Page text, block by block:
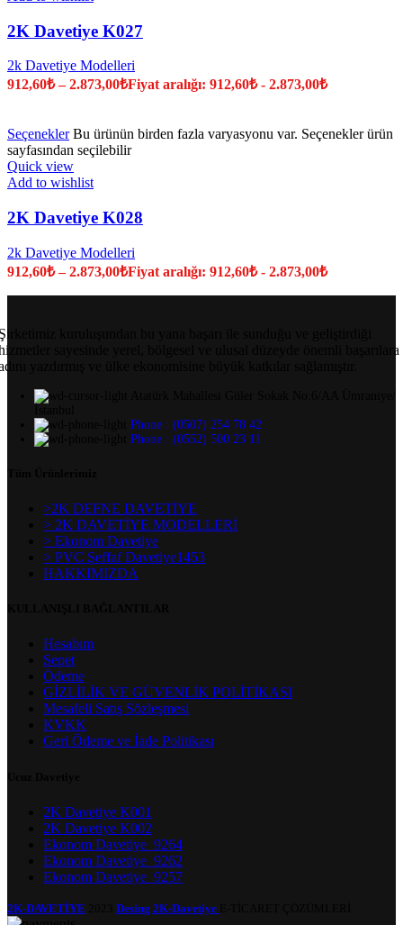
2K Davetiye K027
2k Davetiye Modelleri
912,60₺ –2.873,00₺Fiyat aralığı: 912,60₺ - 2.873,00₺
Seçenekler Bu ürünün birden fazla varyasyonu var. Seçenekler ürün
sayfasından seçilebilir
Quick view
Add to wishlist
2K Davetiye K028
2k Davetiye Modelleri
912,60₺ –2.873,00₺Fiyat aralığı: 912,60₺ - 2.873,00₺
kuruluşundan bu yana başarı ile sunduğu ve geliştirdiği
sayesinde yerel, bölgesel ve ulusal düzeyde önemli başarılara
yazdırmış ve ülke ekonomisine büyük katkılar sağlamıştır.
Phone : (0507) 254 78 42
Phone : (0552) 500 23 11
>2K DEFNE DAVETİYE
> 2K DAVETİYE MODELLERİ
> Ekonom Davetiye
> PVC Şeffaf Davetiye1453
HAKKIMIZDA
Hesabım
Sepet
Ödeme
GİZLİLİK VE GÜVENLİK POLİTİKASI
Mesafeli Satış Sözleşmesi
KVKK
Geri Ödeme ve İade Politikası
2K Davetiye K001
2K Davetiye K002
Ekonom Davetiye_9264
Ekonom Davetiye_9262
Ekonom Davetiye_9257
2K-DAVETİYE Desing 2K-Davetiye